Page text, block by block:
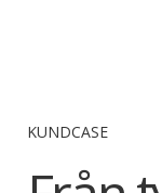
KUNDCASE